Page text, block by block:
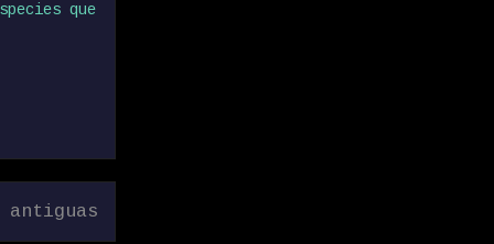
que
antiguas